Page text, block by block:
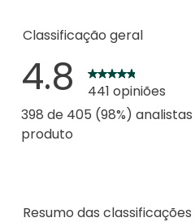
Resumo das classificações
Classificação geral
4.8
441 opiniões
398 de 405 (98%)
produto